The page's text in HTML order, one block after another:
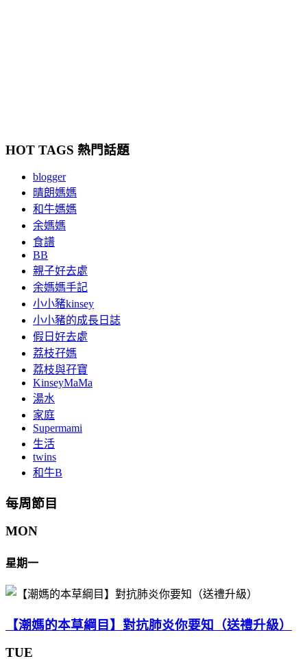
HOT TAGS 熱門話題
blogger
晴朗媽媽
和牛媽媽
余媽媽
食譜
BB
親子好去處
余媽媽手記
小小豬kinsey
小小豬的成長日誌
假日好去處
荔枝孖媽
荔枝與孖寶
KinseyMaMa
湯水
家庭
Supermami
生活
twins
和牛B
每周節目
MON
星期一
【潮媽的本草綱目】對抗肺炎你要知（送禮升級）
TUE